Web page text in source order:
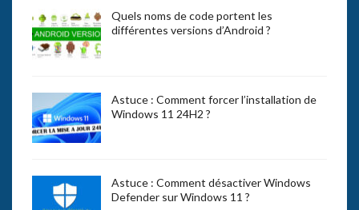
Quels noms de code portent les
différentes versions d’Android ?
Astuce : Comment forcer l’installation de
Windows 11 24H2 ?
Astuce : Comment désactiver Windows
Defender sur Windows 11 ?